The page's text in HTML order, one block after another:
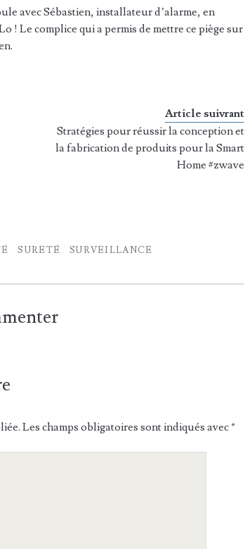
avec Sébastien, installateur d’alarme, en
! Le complice qui a permis de mettre ce piège sur
Article suivrant
Stratégies pour réussir la conception et
la fabrication de produits pour la Smart
Home #zwave
SURETÉ SURVEILLANCE
Les champs obligatoires sont indiqués avec*